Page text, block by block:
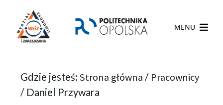
MENU
Gdzie jesteś: Strona główna / Pracownicy
/ Daniel Przywara